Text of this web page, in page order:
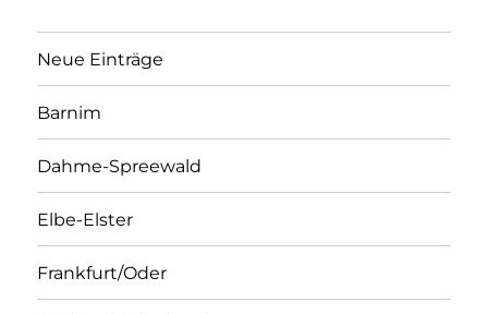
Neue Einträge
Barnim
Dahme-Spreewald
Elbe-Elster
Frankfurt/Oder